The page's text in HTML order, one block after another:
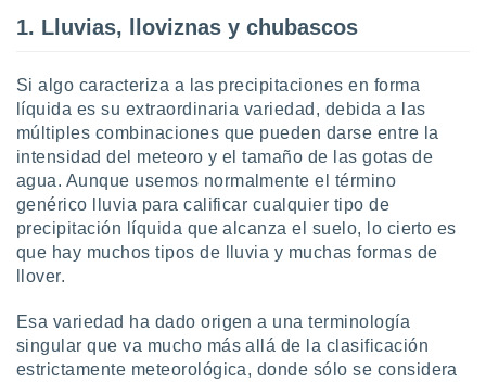
Para
datos
momento
en
en
1. Lluvias, lloviznas y chubascos
Si algo caracteriza a las precipitaciones en forma
líquida es su extraordinaria variedad, debida a las
múltiples combinaciones que pueden darse entre la
intensidad del meteoro y el tamaño de las gotas de
agua. Aunque usemos normalmente el término
genérico lluvia para calificar cualquier tipo de
precipitación líquida que alcanza el suelo, lo cierto es
que hay muchos tipos de lluvia y muchas formas de
llover.
Esa variedad ha dado origen a una terminología
singular que va mucho más allá de la clasificación
estrictamente meteorológica, donde sólo se considera